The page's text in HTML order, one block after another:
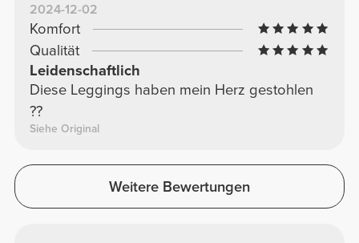
2024-12-02
Komfort
Qualität
Leidenschaftlich
Diese Leggings haben mein Herz gestohlen
??
Siehe Original
Weitere Bewertungen